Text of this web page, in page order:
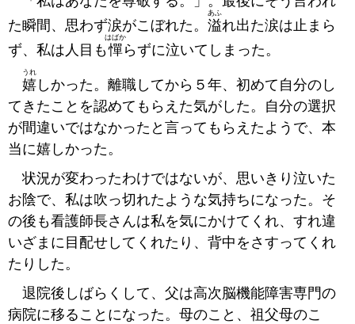
た瞬間、思わず涙がこぼれた。 溢
あふ
れ出た涙は止まら
ず、私は人目も憚
はばか
らずに泣いてしまった。
嬉
うれ
しかった。離職してから５年、初めて自分のし
てきたことを認めてもらえた気がした。自分の選択
が間違いではなかったと言ってもらえたようで、本
当に嬉しかった。
状況が変わったわけではないが、思いきり泣いた
お陰で、私は吹っ切れたような気持ちになった。そ
の後も看護師長さんは私を気にかけてくれ、すれ違
いざまに目配せしてくれたり、背中をさすってくれ
たりした。
退院後しばらくして、父は高次脳機能障害専門の
病院に移ることになった。母のこと、祖父母のこ